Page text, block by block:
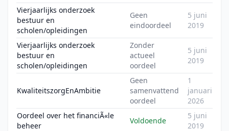
Vierjaarlijks onderzoek
bestuur en
scholen/opleidingen
Geen
eindoordeel
5 juni
2019
Vierjaarlijks onderzoek
bestuur en
scholen/opleidingen
Zonder
actueel
oordeel
5 juni
2019
KwaliteitszorgEnAmbitie
Geen
samenvattend
oordeel
1
januari
2026
Oordeel over het financiÃ«le
beheer
Voldoende
5 juni
2019